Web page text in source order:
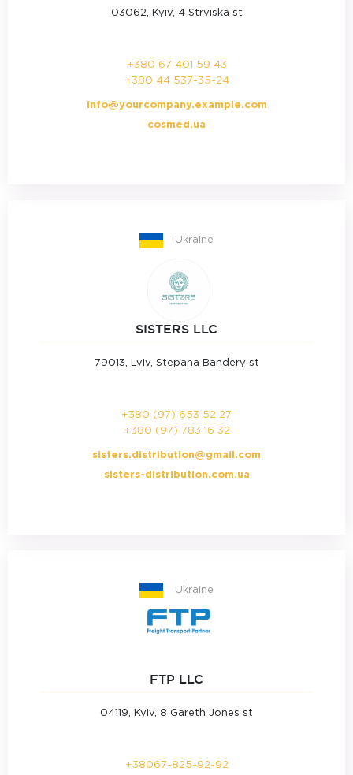
03062, Kyiv, 4 Stryiska st
+380 67 401 59 43
+380 44 537-35-24
info@yourcompany.example.com
cosmed.ua
Ukraine
SISTERS LLC
79013, Lviv, Stepana Bandery st
+380 (97) 653 52 27
+380 (97) 783 16 32
sisters.distribution@gmail.com
sisters-distribution.com.ua
Ukraine
FTP LLC
04119, Kyiv, 8 Gareth Jones st
+38067-825-92-92